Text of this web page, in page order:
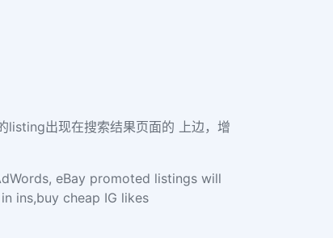
出现在搜索结果页面的 上边，增
eBay promoted listings will
ins,buy cheap IG likes